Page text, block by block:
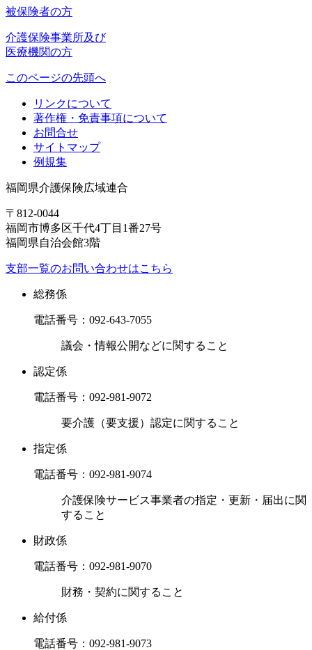
被保険者の方
介護保険事業所及び
医療機関の方
このページの先頭へ
リンクについて
著作権・免責事項について
お問合せ
サイトマップ
例規集
福岡県介護保険広域連合
〒812-0044
福岡市博多区千代4丁目1番27号
福岡県自治会館3階
支部一覧のお問い合わせはこちら
総務係
電話番号： 092-643-7055
議会・情報公開などに関すること
認定係
電話番号： 092-981-9072
要介護（要支援）認定に関すること
指定係
電話番号： 092-981-9074
介護保険サービス事業者の指定・更新・届出に関
すること
財政係
電話番号： 092-981-9070
財務・契約に関すること
給付係
電話番号： 092-981-9073